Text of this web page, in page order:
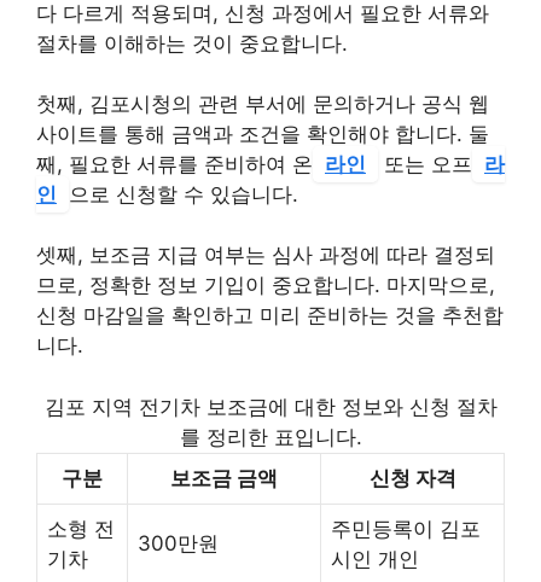
다 다르게 적용되며, 신청 과정에서 필요한 서류와
절차를 이해하는 것이 중요합니다.
첫째, 김포시청의 관련 부서에 문의하거나 공식 웹
사이트를 통해 금액과 조건을 확인해야 합니다. 둘
째, 필요한 서류를 준비하여 온 라인 또는 오프 라
인
으로 신청할 수 있습니다.
셋째, 보조금 지급 여부는 심사 과정에 따라 결정되
므로, 정확한 정보 기입이 중요합니다. 마지막으로,
신청 마감일을 확인하고 미리 준비하는 것을 추천합
니다.
김포 지역 전기차 보조금에 대한 정보와 신청 절차
를 정리한 표입니다.
구분
보조금 금액 신청 자격
소형 전
기차
300만원
주민등록이 김포
시인 개인